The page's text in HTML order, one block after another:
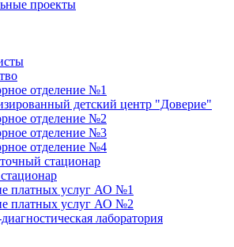
проекты
отделение №1
детский центр "Доверие"
отделение №2
отделение №3
отделение №4
стационар
платных услуг АО №1
платных услуг АО №2
лаборатория